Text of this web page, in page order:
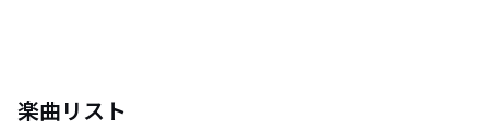
楽曲リスト